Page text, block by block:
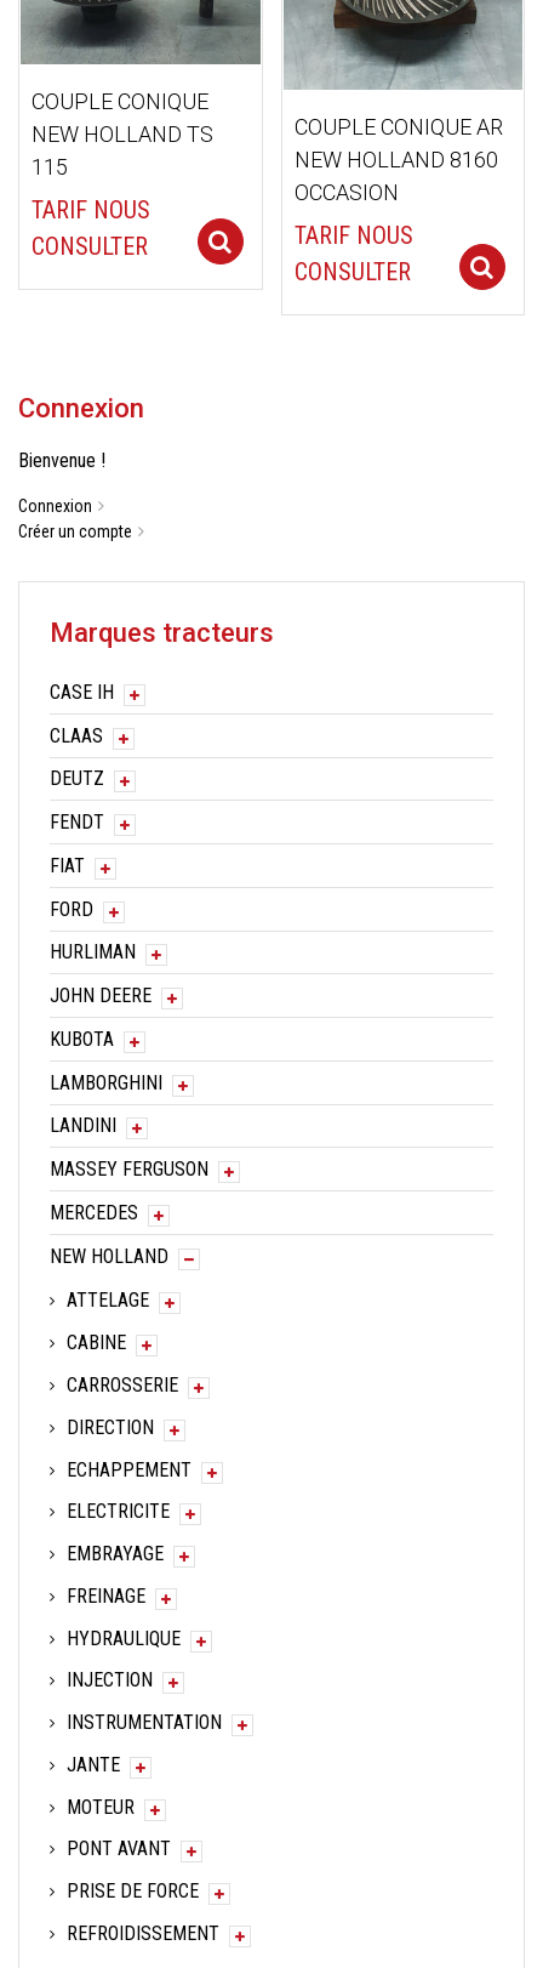
COUPLE CONIQUE
NEW HOLLAND TS
115
TARIF NOUS
CONSULTER
Select options
COUPLE CONIQUE AR
NEW HOLLAND 8160
OCCASION
TARIF NOUS
CONSULTER
Connexion
Bienvenue !
Connexion
Créer un compte
Marques tracteurs
CASE IH
CLAAS
DEUTZ
FENDT
FIAT
FORD
HURLIMAN
JOHN DEERE
KUBOTA
LAMBORGHINI
LANDINI
MASSEY FERGUSON
MERCEDES
NEW HOLLAND
ATTELAGE
CABINE
CARROSSERIE
DIRECTION
ECHAPPEMENT
ELECTRICITE
EMBRAYAGE
FREINAGE
HYDRAULIQUE
INJECTION
INSTRUMENTATION
JANTE
MOTEUR
PONT AVANT
PRISE DE FORCE
REFROIDISSEMENT